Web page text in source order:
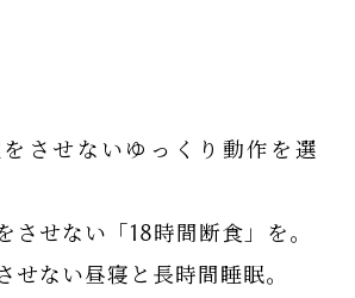
させないゆっくり動作を選
せない「18時間断食」を。
ない昼寝と長時間睡眠。